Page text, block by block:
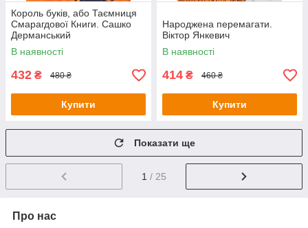
Король буків, або Таємниця
Смарагдової Книги. Сашко
Дерманський
В наявності
432 ₴ 480 ₴
Купити
Народжена перемагати.
Віктор Янкевич
В наявності
414 ₴ 460 ₴
Купити
Показати ще
1 / 25
Про нас